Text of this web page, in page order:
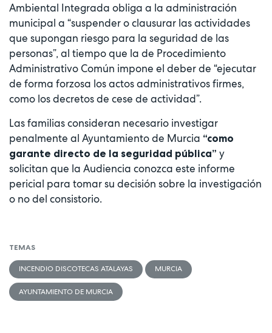
Ambiental Integrada obliga a la administración
municipal a “suspender o clausurar las actividades
que supongan riesgo para la seguridad de las
personas”, al tiempo que la de Procedimiento
Administrativo Común impone el deber de “ejecutar
de forma forzosa los actos administrativos firmes,
como los decretos de cese de actividad”.
Las familias consideran necesario investigar
penalmente al Ayuntamiento de Murcia “como
garante directo de la seguridad pública” y
solicitan que la Audiencia conozca este informe
pericial para tomar su decisión sobre la investigación
o no del consistorio.
TEMAS
INCENDIO DISCOTECAS ATALAYAS MURCIA
AYUNTAMIENTO DE MURCIA